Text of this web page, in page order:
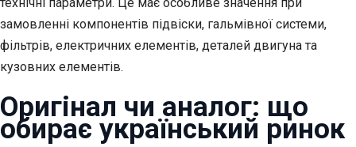
замовленні компонентів підвіски, гальмівної системи,
фільтрів, електричних елементів, деталей двигуна та
кузовних елементів.
Оригінал чи аналог: що
обирає український ринок